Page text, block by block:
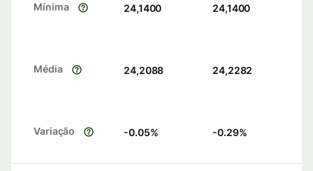
Mínima 24,1400 24,1400
Média 24,2088 24,2282
Variação -0.05% -0.29%